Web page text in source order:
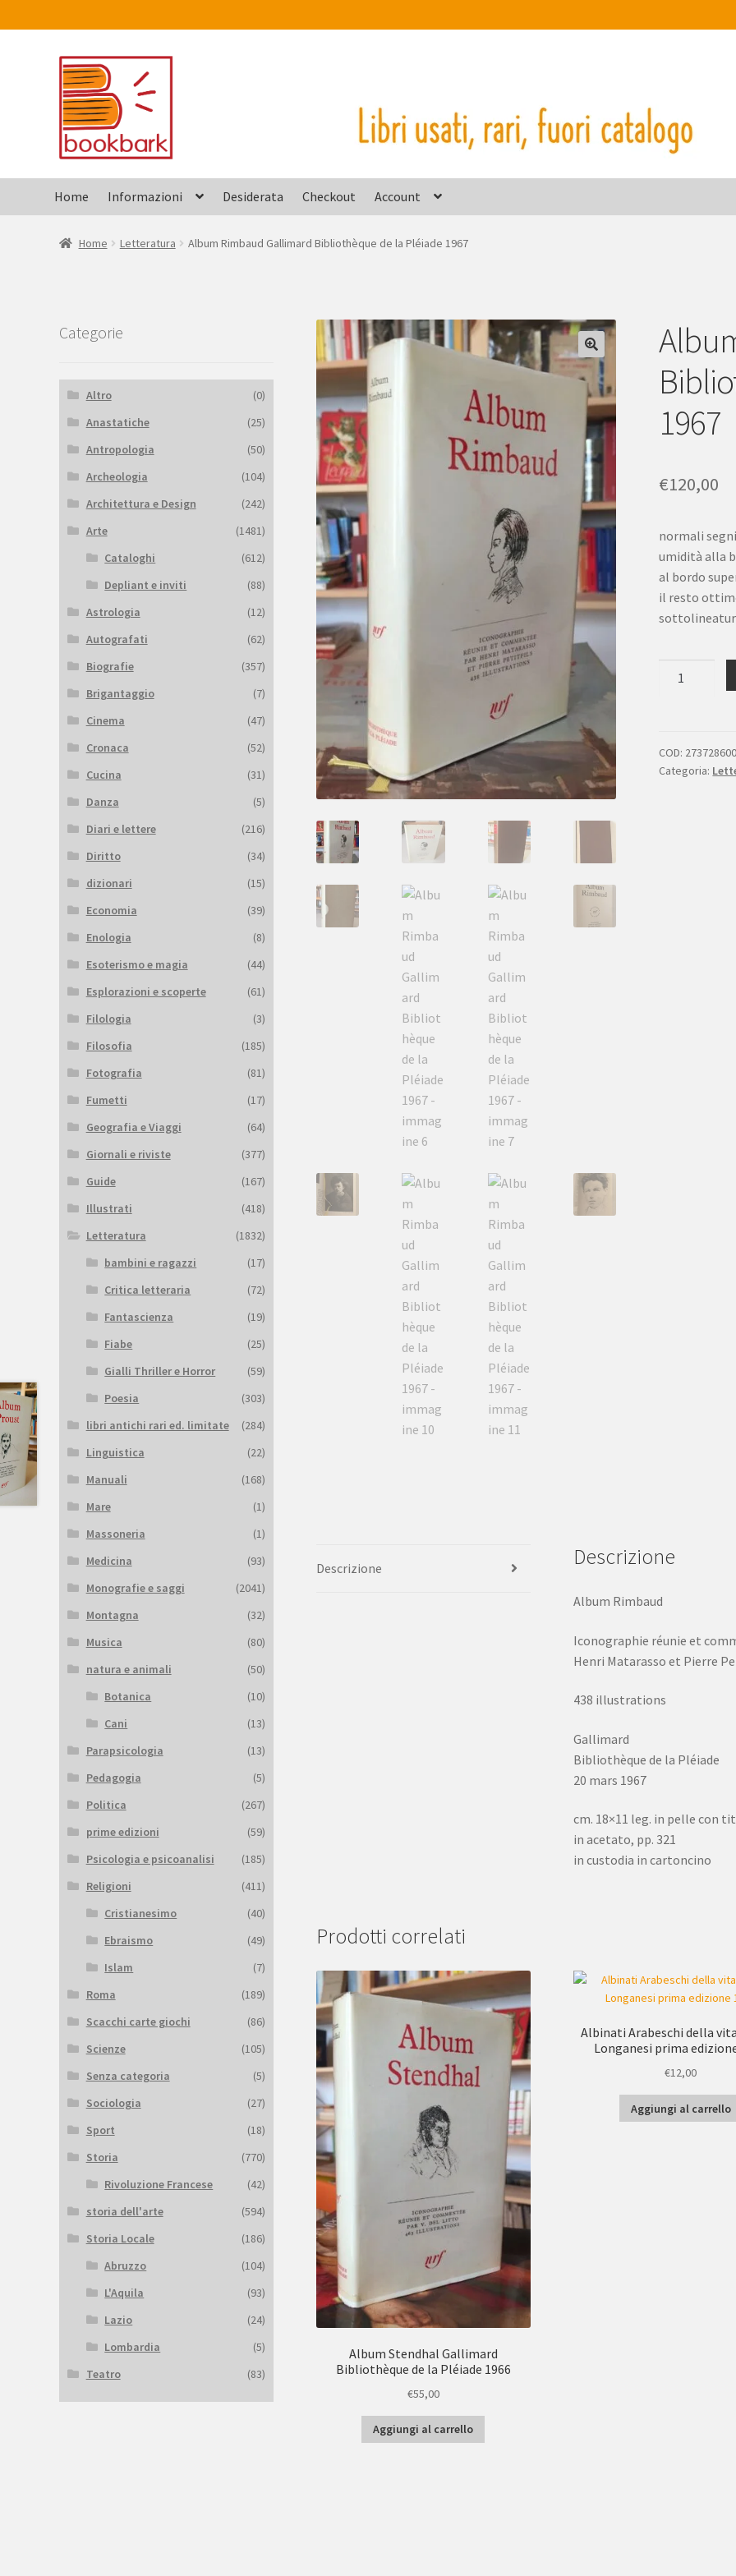
Vai
alla
navigazione
Vai
al
contenuto
Home Informazioni Desiderata Checkout Account
Home Letteratura Album Rimbaud Gallimard Bibliothèque de la Pléiade 1967
1967
€120,00
normali
umidità alla
al bordo
il resto
de
la
COD:
Categoria:
Descrizione Descrizione
Album Rimbaud
Iconographie réunie et
Henri Matarasso et Pierre
438 illustrations
Gallimard
Bibliothèque de la Pléiade
20 mars 1967
cm. 18×11 leg. in pelle con
in acetato, pp. 321
in custodia in cartoncino
Prodotti correlati
Album Stendhal Gallimard
Bibliothèque de la Pléiade 1966
€55,00
Aggiungi al carrello
Albinati Arabeschi della
Longanesi prima
€12,00
Aggiungi al carrello
Categorie
Altro
(0)
Anastatiche
(25)
Antropologia
(50)
Archeologia
(104)
Architettura e Design
(242)
Arte
(1481)
Cataloghi
(612)
Depliant e inviti
(88)
Astrologia
(12)
Autografati
(62)
Biografie
(357)
Brigantaggio
(7)
Cinema
(47)
Cronaca
(52)
Cucina
(31)
Danza
(5)
Diari e lettere
(216)
Diritto
(34)
dizionari
(15)
Economia
(39)
Enologia
(8)
Esoterismo e magia
(44)
Esplorazioni e scoperte
(61)
Filologia
(3)
Filosofia
(185)
Fotografia
(81)
Fumetti
(17)
Geografia e Viaggi
(64)
Giornali e riviste
(377)
Guide
(167)
Illustrati
(418)
Letteratura
(1832)
bambini e ragazzi
(17)
Critica letteraria
(72)
Fantascienza
(19)
Fiabe
(25)
Gialli Thriller e Horror
(59)
Poesia
(303)
libri antichi rari ed. limitate
(284)
Linguistica
(22)
Manuali
(168)
Mare
(1)
Massoneria
(1)
Medicina
(93)
Monografie e saggi
(2041)
Montagna
(32)
Musica
(80)
natura e animali
(50)
Botanica
(10)
Cani
(13)
Parapsicologia
(13)
Pedagogia
(5)
Politica
(267)
prime edizioni
(59)
Psicologia e psicoanalisi
(185)
Religioni
(411)
Cristianesimo
(40)
Ebraismo
(49)
Islam
(7)
Roma
(189)
Scacchi carte giochi
(86)
Scienze
(105)
Senza categoria
(5)
Sociologia
(27)
Sport
(18)
Storia
(770)
Rivoluzione Francese
(42)
storia dell'arte
(594)
Storia Locale
(186)
Abruzzo
(104)
L'Aquila
(93)
Lazio
(24)
Lombardia
(5)
Teatro
(83)